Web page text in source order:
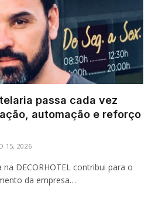
passa cada vez
automação e reforço
15, 2026
DECORHOTEL contribui para o
da empresa…